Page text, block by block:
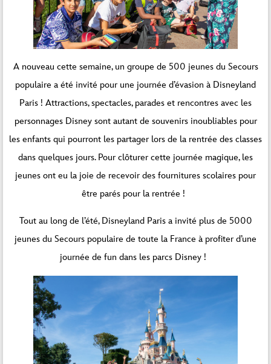
A nouveau cette semaine, un groupe de 500 jeunes du Secours
populaire a été invité pour une journée d’évasion à Disneyland
Paris ! Attractions, spectacles, parades et rencontres avec les
personnages Disney sont autant de souvenirs inoubliables pour
les enfants qui pourront les partager lors de la rentrée des classes
dans quelques jours. Pour clôturer cette journée magique, les
jeunes ont eu la joie de recevoir des fournitures scolaires pour
être parés pour la rentrée !
Tout au long de l’été, Disneyland Paris a invité plus de 5000
jeunes du Secours populaire de toute la France à profiter d’une
journée de fun dans les parcs Disney !